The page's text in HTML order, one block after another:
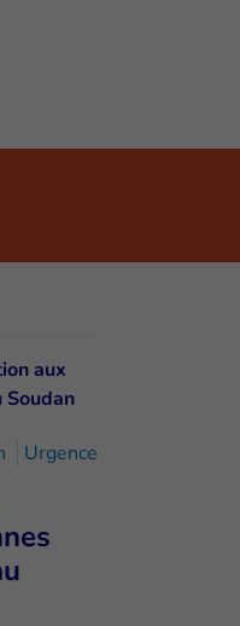
Urgence